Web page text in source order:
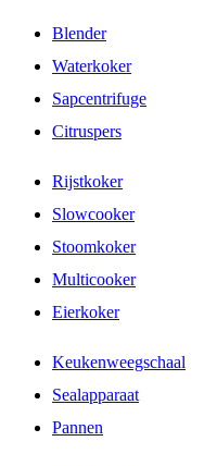
Blender
Waterkoker
Sapcentrifuge
Citruspers
Rijstkoker
Slowcooker
Stoomkoker
Multicooker
Eierkoker
Keukenweegschaal
Sealapparaat
Pannen